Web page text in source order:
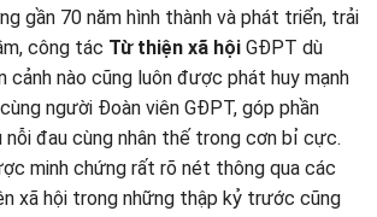
gần 70 năm hình thành và phát triển, trải
công tác Từ thiện xã hội GĐPT dù
cảnh nào cũng luôn được phát huy mạnh
người Đoàn viên GĐPT, góp phần
nỗi đau cùng nhân thế trong cơn bỉ cực.
minh chứng rất rõ nét thông qua các
xã hội trong những thập kỷ trước cũng